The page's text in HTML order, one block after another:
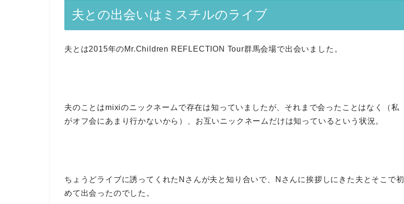
夫との出会いはミスチルのライブ
夫とは2015年のMr.Children REFLECTION Tour群馬会場で出会いました。
夫のことはmixiのニックネームで存在は知っていましたが、それまで会ったことはなく（私
がオフ会にあまり行かないから）、お互いニックネームだけは知っているという状況。
ちょうどライブに誘ってくれたNさんが夫と知り合いで、Nさんに挨拶しにきた夫とそこで初
めて出会ったのでした。